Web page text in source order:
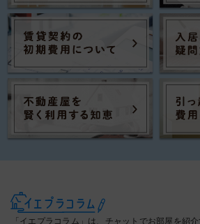
「イエプラコラム」は、チャットでお部屋を紹